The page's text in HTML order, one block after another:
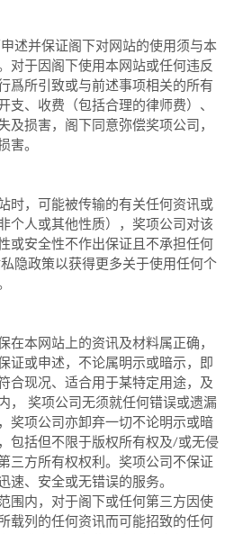
述并保证阁下对网站的使用须与本
对于因阁下使用本网站或任何违反
爲所引致或与前述事项相关的所有
支、收费（包括合理的律师费）、
及损害，阁下同意弥偿奖项公司，
害。
时，可能被传输的有关任何资讯或
个人或其他性质），奖项公司对该
或安全性不作出保证且不承担任何
隐政策以获得更多关于使用任何个
在本网站上的资讯及材料属正确，
证或申述，不论属明示或暗示，即
合现况、适合用于某特定用途，及
， 奖项公司无须就任何错误或遗漏
奖项公司亦卸弃一切不论明示或暗
包括但不限于版权所有权及/或无侵
三方所有权权利。奖项公司不保证
速、安全或无错误的服务。
围内，对于阁下或任何第三方因使
载列的任何资讯而可能招致的任何